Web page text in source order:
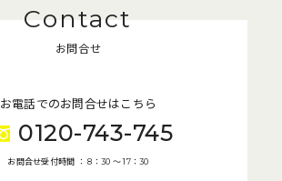
お問合せ
お電話でのお問合せはこちら
0120-743-745
お問合せ受付時間 ： 8：30 〜 17：30